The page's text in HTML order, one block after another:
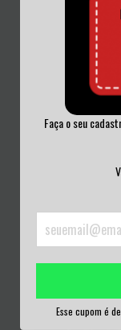
Faça o seu
Esse cupom é
A COW C...